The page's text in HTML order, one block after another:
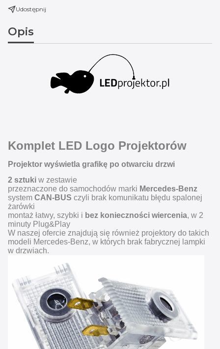
Udostępnij
Opis
Komplet LED Logo Projektorów
Projektor wyświetla grafikę po otwarciu drzwi
2 sztuki w zestawie
przeznaczone do samochodów marki Mercedes-Benz
system CAN-BUS czyli brak komunikatu błędu spalonej
żarówki
montaż łatwy, szybki i bez konieczności wiercenia, w 2
minuty Plug&Play
W naszej ofercie znajdują się również projektory do takich
modeli Mercedes-Benz, w których brak fabrycznej lampki
w drzwiach.